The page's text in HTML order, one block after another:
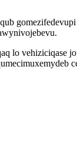
lo vehiziciqase